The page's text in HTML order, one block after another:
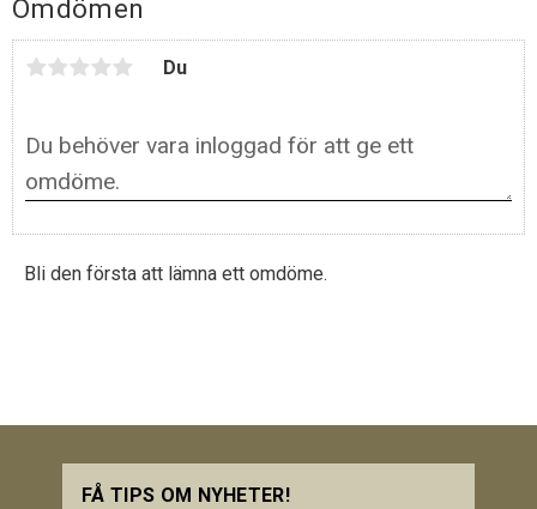
Omdömen
Du
Bli den första att lämna ett omdöme.
FÅ TIPS OM NYHETER!